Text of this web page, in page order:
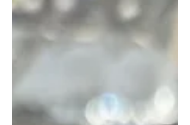
την Burrata x Pesto di Basilico - αν και
δεν ήταν ο συνδυασμός που θα επέλεγα
συνήθως,